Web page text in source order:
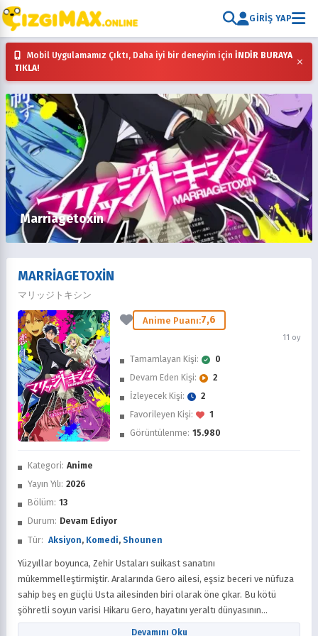
GIRIŞ YAP
Mobil Uygulamamız Çıktı, Daha iyi bir deneyim için İNDİR BURAYA
TIKLA!
×
Marriagetoxin
İzledim
Favorilere Ekle
Sonra İzle
MARRIAGETOXIN
マリッジトキシン
Anime Puanı:7,6
11 oy
Kategori: Anime
Yayın Yılı: 2026
Bölüm: 13
Durum: Devam Ediyor
Tür: Aksiyon, Komedi, Shounen
Tamamlayan Kişi:
0
Devam Eden Kişi:
2
İzleyecek Kişi:
2
Favorileyen Kişi:
1
Görüntülenme: 15.980
Yüzyıllar boyunca, Zehir Ustaları suikast sanatını
mükemmelleştirmiştir. Aralarında Gero ailesi, eşsiz beceri ve nüfuza
sahip beş en güçlü Usta ailesinden biri olarak öne çıkar. Bu kötü
şöhretli soyun varisi Hikaru Gero, hayatını yeraltı dünyasının
derinliklerinde, aşk ve evlilikten uzakta geçirmiştir. Ancak Zehir Ustası
Devamını Oku